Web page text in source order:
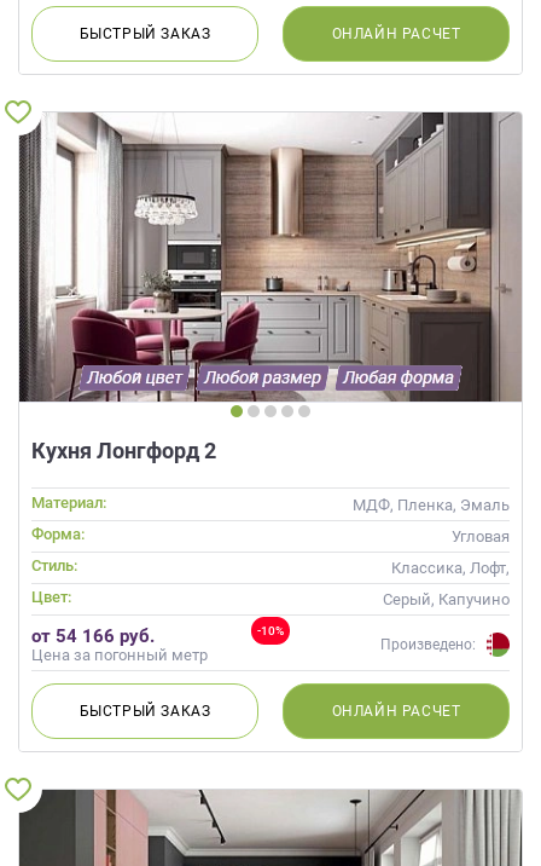
БЫСТРЫЙЗАКАЗ ОНЛАЙН РАСЧЕТ
Кухня Лонгфорд 2
Материал:
МДФ, Пленка, Эмаль
Форма:
Угловая
Стиль:
Классика, Лофт,
Скандинавский, Неоклассика
Цвет: Серый, Капучино
-10%
от 54 166 руб.
Цена за погонный метр
Произведено:
БЫСТРЫЙЗАКАЗ ОНЛАЙН РАСЧЕТ